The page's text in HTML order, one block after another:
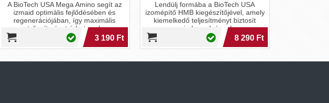
A BioTech USA Mega Amino segít az
izmaid optimális fejlődésében és
regenerációjában, így maximális
teljesítményt érhetsz el.
3 190 Ft
Lendülj formába a BioTech USA
izomépítő HMB kiegészítőjével, amely
kiemelkedő teljesítményt biztosít
minden edzésen!
8 290 Ft